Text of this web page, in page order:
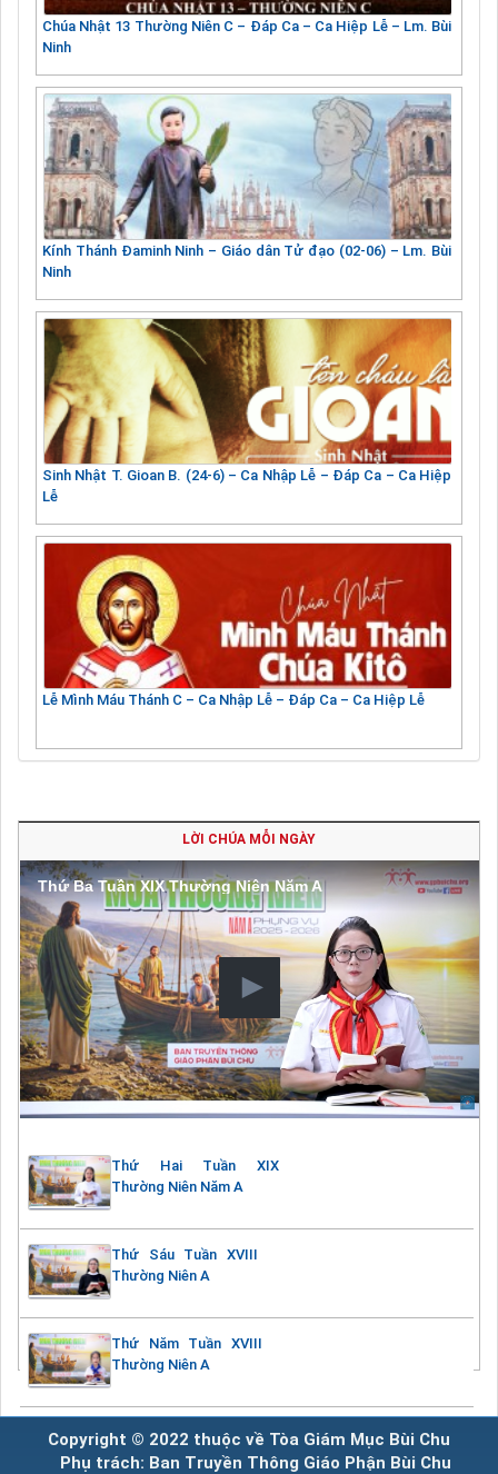
Chúa Nhật 13 Thường Niên C – Đáp Ca – Ca Hiệp Lễ – Lm. Bùi
Ninh
Kính Thánh Đaminh Ninh – Giáo dân Tử đạo (02-06) – Lm. Bùi
Ninh
Sinh Nhật T. Gioan B. (24-6) – Ca Nhập Lễ – Đáp Ca – Ca Hiệp
Lễ
Lễ Mình Máu Thánh C – Ca Nhập Lễ – Đáp Ca – Ca Hiệp Lễ
LỜI CHÚA MỖI NGÀY
Thứ Ba Tuần XIX Thường Niên Năm A
Thứ Hai Tuần XIX
Thường Niên Năm A
Thứ Sáu Tuần XVIII
Thường Niên A
Thứ Năm Tuần XVIII
Thường Niên A
Copyright © 2022 thuộc về Tòa Giám Mục Bùi Chu
Phụ trách: Ban Truyền Thông Giáo Phận Bùi Chu